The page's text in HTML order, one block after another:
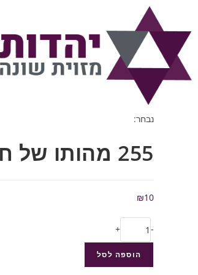
נבחר:
255 מהותו של חודש…
₪10
-
+
הוספה לסל